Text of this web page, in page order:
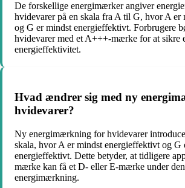
De forskellige energimærker angiver
hvidevarer på en skala fra A til G, hvor A er
og G er mindst energieffektivt. Forbrugere
hvidevarer med et A+++-mærke for at sikre
energieffektivitet.
Hvad ændrer sig med ny
hvidevarer?
Ny energimærkning for hvidevarer
skala, hvor A er mindst energieffektivt og G
energieffektivt. Dette betyder, at tidligere
mærke kan få et D- eller E-mærke under
energimærkning.